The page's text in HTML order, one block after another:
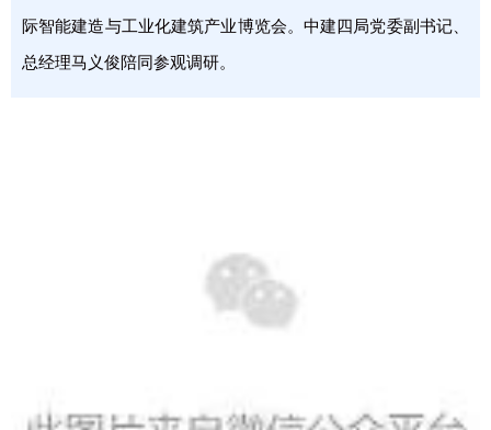
际智能建造与工业化建筑产业博览会。中建四局党委副书记、
总经理马义俊陪同参观调研。